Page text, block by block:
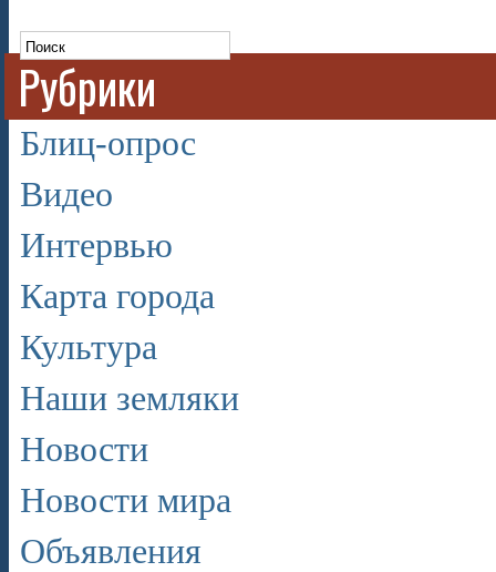
Рубрики
Блиц-опрос
Видео
Интервью
Карта города
Культура
Наши земляки
Новости
Новости мира
Объявления